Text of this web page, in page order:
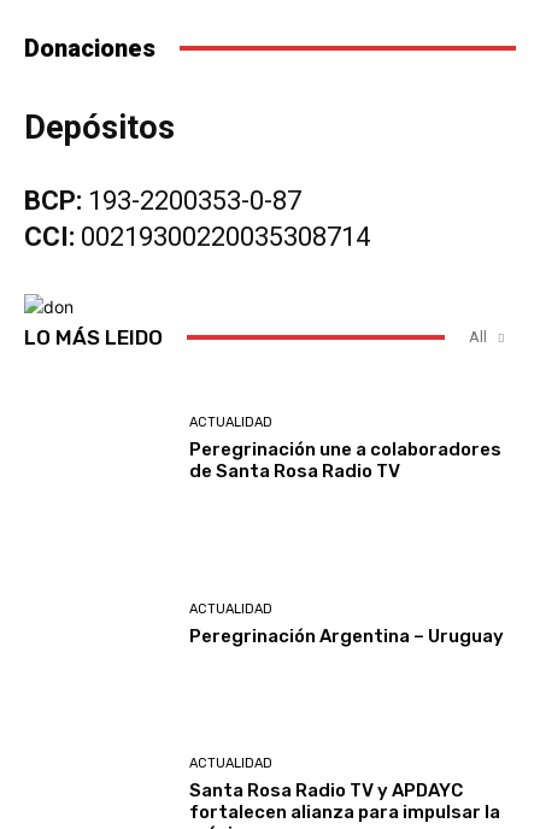
Donaciones
Depósitos
BCP: 193-2200353-0-87
CCI: 00219300220035308714
LO MÁS LEIDO All
ACTUALIDAD
Peregrinación une a colaboradores
de Santa Rosa Radio TV
ACTUALIDAD
Peregrinación Argentina – Uruguay
ACTUALIDAD
Santa Rosa Radio TV y APDAYC
fortalecen alianza para impulsar la